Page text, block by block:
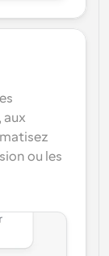
aux
ou les